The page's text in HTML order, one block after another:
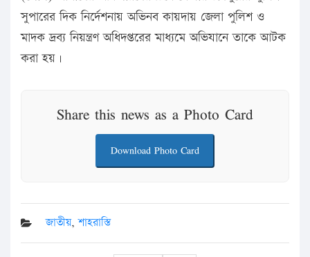
সুপারের দিক নির্দেশনায় অভিনব কায়দায় জেলা পুলিশ ও
মাদক দ্রব্য নিয়ন্ত্রণ অধিদপ্তরের মাধ্যমে অভিযানে তাকে আটক
করা হয়।
Share this news as a Photo Card
Download Photo Card
জাতীয়,শাহরাস্তি